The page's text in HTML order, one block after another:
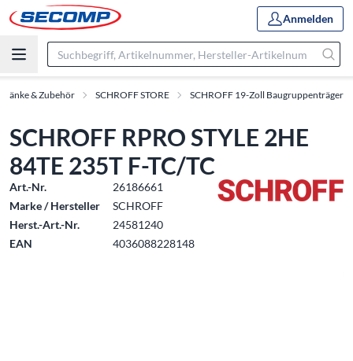
Anmelden
& Zubehör SCHROFF STORE SCHROFF 19-Zoll Baugruppenträger
SCHROFF RPRO STYLE 2HE
84TE 235T F-TC/TC
Art.-Nr.
26186661
Marke / Hersteller
SCHROFF
Herst.-Art.-Nr.
24581240
EAN
4036088228148